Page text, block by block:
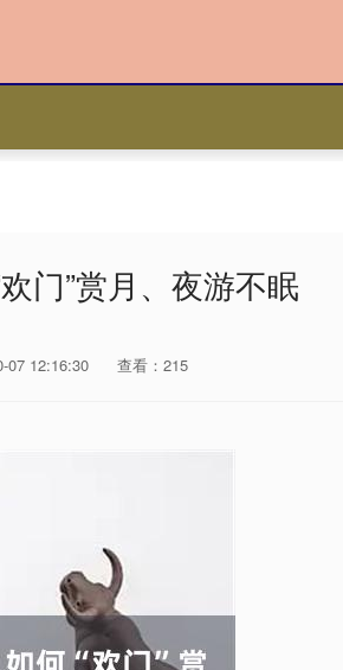
门”赏月、夜游不眠
07 12:16:30 查看：215